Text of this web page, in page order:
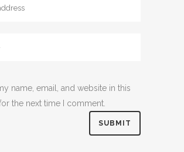
name, email, and website in this
the next time I comment.